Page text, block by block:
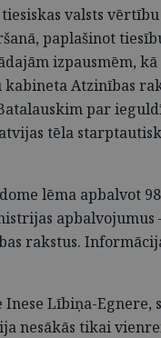
valsts
paplašinot
izpausmēm,
Atzinības
par
tēla
lēma apbalvot
apbalvojumus
rakstus.
Lībiņa-Egnere,
nesākās tikai